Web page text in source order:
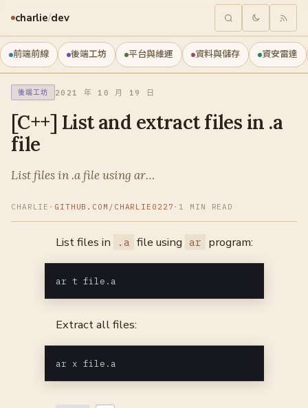
charlie/dev
前端前線 後端工坊 平台與維運 資料與儲存 資安雷達
後端工坊 2021 年 10 月 19 日
[C++] List and extract files in .a
file
List files in .a file using ar…
CHARLIE · GITHUB.COM/CHARLIE0227 · 1 MIN READ
List files in .a file using ar program:
ar t file.a
Extract all files:
ar x file.a